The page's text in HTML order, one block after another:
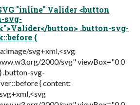
"inline" Valider <button
svg-
button> .button-svg-
{
svg+xml,<svg
2000/svg" viewBox="0 0
.button-svg-
{ content: